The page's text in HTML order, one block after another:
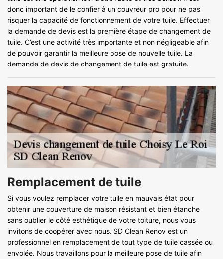
donc important de le confier à un couvreur pro pour ne pas
risquer la capacité de fonctionnement de votre tuile. Effectuer
la demande de devis est la première étape de changement de
tuile. C’est une activité très importante et non négligeable afin
de pouvoir garantir la meilleure pose de nouvelle tuile. La
demande de devis de changement de tuile est gratuite.
Remplacement de tuile
Si vous voulez remplacer votre tuile en mauvais état pour
obtenir une couverture de maison résistant et bien étanche
sans oublier le côté esthétique de votre toiture, nous vous
invitons de coopérer avec nous. SD Clean Renov est un
professionnel en remplacement de tout type de tuile cassée ou
envolée. Nous travaillons pour la meilleure pose de tuile afin